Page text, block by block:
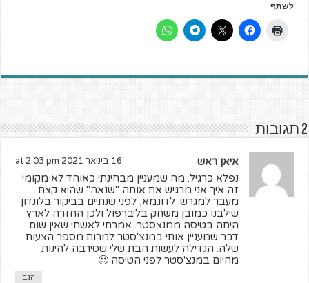
לשתף
2 תגובות
איאן ראש 16 בינואר 2021 at 2:03 pm
נפלא כרגיל. מה שמעניין מבחינתי כאוהד לא מקומי
זה איך אני מרגיש את אותה "שנאה" שהיא קצת
מעבר למגרש. לדוגמא, לפני שנתיים בביקור בלונדון
שילבנו כמובן משחק בליברפול ולכן החזרה לארץ
היתה בטיסה ממנצסטר. אמרתי לאשתי שאין שום
דבר שמעניין אותי במנצ'סטר למרות מספר הצעות
שלה. הגדילה לעשות הבת שלי שסירבה להינות
מהיום במנצ'סטר לפני הטיסה 🙂
הגב